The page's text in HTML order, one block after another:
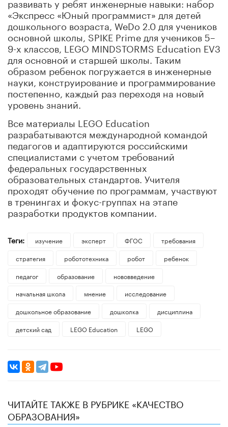
«Экспресс «Юный программист» для детей
дошкольного возраста, WeDo 2.0 для учеников
основной школы, SPIKE Prime для учеников 5–
9-х классов, LEGO MINDSTORMS Education EV3
для основной и старшей школы. Таким
образом ребенок погружается в инженерные
науки, конструирование и программирование
постепенно, каждый раз переходя на новый
уровень знаний.
Все материалы LEGO Education
разрабатываются международной командой
педагогов и адаптируются российскими
специалистами с учетом требований
федеральных государственных
образовательных стандартов. Учителя
проходят обучение по программам, участвуют
в тренингах и фокус-группах на этапе
разработки продуктов компании.
Теги: изучение эксперт ФГОС
требования
стратегия
робототехника робот
ребенок
педагог
образование
нововведение
начальная школа
мнение
исследование
дошкольное образование
дошколка
дисциплина
детский сад
LEGO Education LEGO
ЧИТАЙТЕ ТАКЖЕ В РУБРИКЕ «КАЧЕСТВО
ОБРАЗОВАНИЯ»